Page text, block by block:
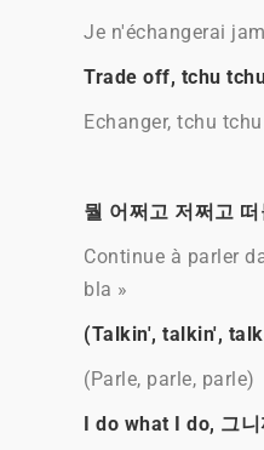
Je n'échangerai
Trade off, tchu
Echanger, tchu tchu
뭘 어쩌고 저쩌고 떠
Continue à parler
bla »
(Talkin', talkin',
(Parle, parle, parle)
I do what I do, 그